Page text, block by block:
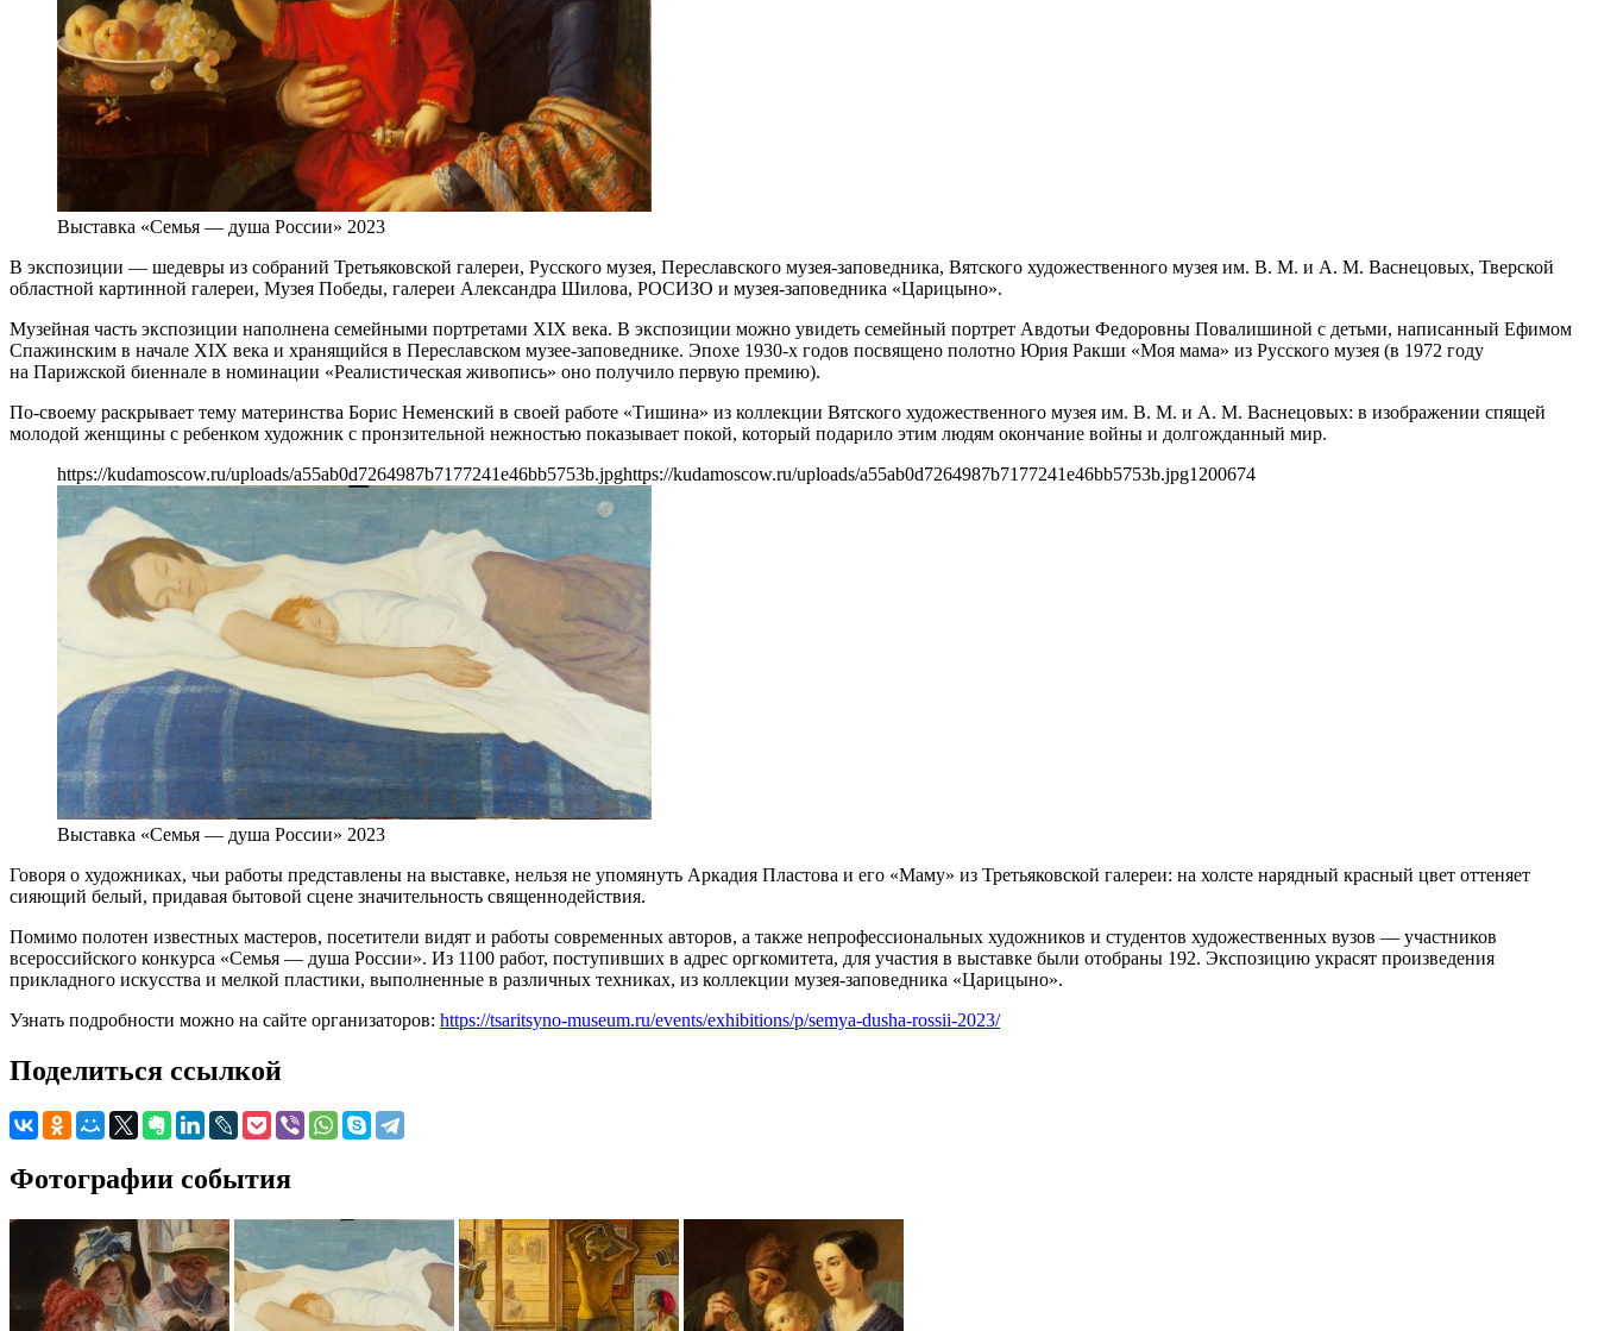
Выставка «Семья — душа России» 2023
В экспозиции — шедевры из собраний Третьяковской галереи, Русского музея, Переславского музея-заповедника, Вятского художественного музея им. В. М. и А. М. Васнецовых, Тверской
областной картинной галереи, Музея Победы, галереи Александра Шилова, РОСИЗО и музея-заповедника «Царицыно».
Музейная часть экспозиции наполнена семейными портретами XIX века. В экспозиции можно увидеть семейный портрет Авдотьи Федоровны Повалишиной с детьми, написанный Ефимом
Спажинским в начале XIX века и хранящийся в Переславском музее-заповеднике. Эпохе 1930-х годов посвящено полотно Юрия Ракши «Моя мама» из Русского музея (в 1972 году
на Парижской биеннале в номинации «Реалистическая живопись» оно получило первую премию).
По-своему раскрывает тему материнства Борис Неменский в своей работе «Тишина» из коллекции Вятского художественного музея им. В. М. и А. М. Васнецовых: в изображении спящей
молодой женщины с ребенком художник с пронзительной нежностью показывает покой, который подарило этим людям окончание войны и долгожданный мир.
https://kudamoscow.ru/uploads/a55ab0d7264987b7177241e46bb5753b.jpghttps://kudamoscow.ru/uploads/a55ab0d7264987b7177241e46bb5753b.jpg1200674
Выставка «Семья — душа России» 2023
Говоря о художниках, чьи работы представлены на выставке, нельзя не упомянуть Аркадия Пластова и его «Маму» из Третьяковской галереи: на холсте нарядный красный цвет оттеняет
сияющий белый, придавая бытовой сцене значительность священнодействия.
Помимо полотен известных мастеров, посетители видят и работы современных авторов, а также непрофессиональных художников и студентов художественных вузов — участников
всероссийского конкурса «Семья — душа России». Из 1100 работ, поступивших в адрес оргкомитета, для участия в выставке были отобраны 192. Экспозицию украсят произведения
прикладного искусства и мелкой пластики, выполненные в различных техниках, из коллекции музея-заповедника «Царицыно».
Узнать подробности можно на сайте организаторов: https://tsaritsyno-museum.ru/events/exhibitions/p/semya-dusha-rossii-2023/
Поделиться ссылкой
Фотографии события